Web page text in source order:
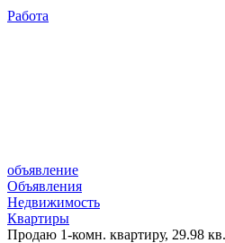
Работа
объявление
Объявления
Недвижимость
Квартиры
Продаю 1-комн. квартиру, 29.98